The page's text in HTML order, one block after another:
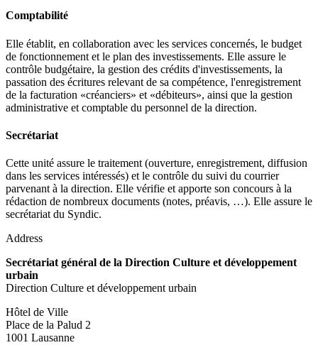
Comptabilité
Elle établit, en collaboration avec les services concernés, le budget
de fonctionnement et le plan des investissements. Elle assure le
contrôle budgétaire, la gestion des crédits d'investissements, la
passation des écritures relevant de sa compétence, l'enregistrement
de la facturation «créanciers» et «débiteurs», ainsi que la gestion
administrative et comptable du personnel de la direction.
Secrétariat
Cette unité assure le traitement (ouverture, enregistrement, diffusion
dans les services intéressés) et le contrôle du suivi du courrier
parvenant à la direction. Elle vérifie et apporte son concours à la
rédaction de nombreux documents (notes, préavis, …). Elle assure le
secrétariat du Syndic.
Address
Secrétariat général de la Direction Culture et développement
urbain
Direction Culture et développement urbain
Hôtel de Ville
Place de la Palud 2
1001 Lausanne